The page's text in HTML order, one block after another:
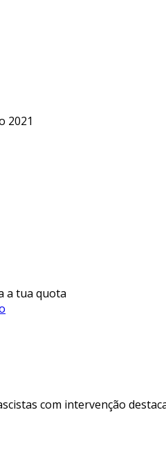
a tua quota
com intervenção